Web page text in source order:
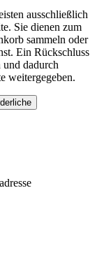
ausschließlich
Sie dienen zum
sammeln oder
Ein Rückschluss
dadurch
weitergegeben.